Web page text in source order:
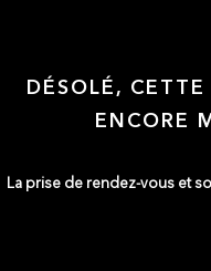
DÉSOLÉ,
ENCORE
La prise de rendez-vous et